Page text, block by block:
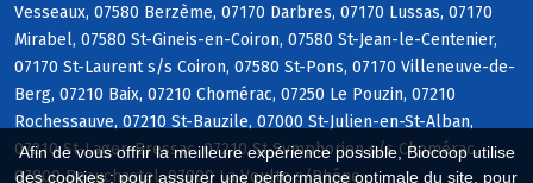
Afin de vous offrir la meilleure expérience possible, Biocoop utilise
des cookies : pour assurer une performance optimale du site, pour
Vesseaux, 07580 Berzème, 07170 Darbres, 07170 Lussas, 07170
Mirabel, 07580 St-Gineis-en-Coiron, 07580 St-Jean-le-Centenier,
07170 St-Laurent s/s Coiron, 07580 St-Pons, 07170 Villeneuve-de-
Berg, 07210 Baix, 07210 Chomérac, 07250 Le Pouzin, 07210
Rochessauve, 07210 St-Bauzile, 07000 St-Julien-en-St-Alban,
07210 St-Lager-Bressac, 07210 St-Symphorien s/s Chomérac,
07800 Beauchastel, 07800 La Voulte s/Rhône